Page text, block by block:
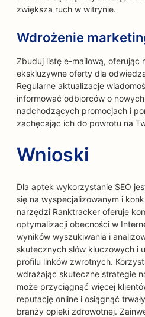
zwiększa ruch w witrynie.
Wdrożenie
Zbuduj listę e-mailową, oferując
ekskluzywne oferty dla
Regularne aktualizacje
informować odbiorców o nowych
nadchodzących promocjach i
zachęcając ich do powrotu na
Wnioski
Dla aptek wykorzystanie SEO
się na wyspecjalizowanym i
narzędzi Ranktracker oferuje
optymalizacji obecności w
wyników wyszukiwania i
skutecznych słów kluczowych i
profilu linków zwrotnych.
wdrażając skuteczne strategie
może przyciągnąć więcej
reputację online i osiągnąć
branży opieki zdrowotnej.